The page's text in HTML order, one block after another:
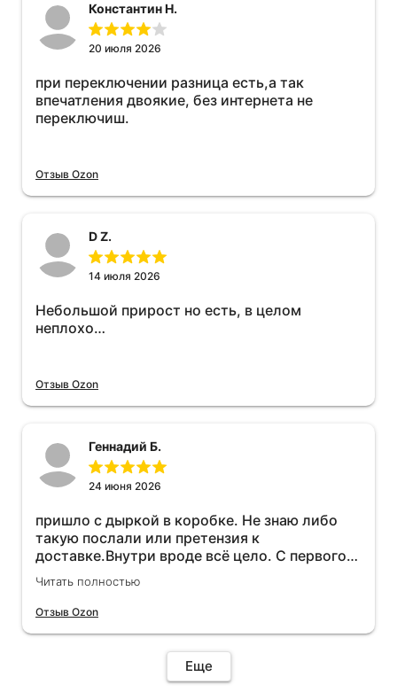
Константин Н.
20 июля 2026
при переключении разница есть,а так
впечатления двоякие, без интернета не
переключиш.
Отзыв Ozon
D Z.
14 июля 2026
Небольшой прирост но есть, в целом
неплохо…
Отзыв Ozon
Геннадий Б.
24 июня 2026
пришло с дыркой в коробке. Не знаю либо
такую послали или претензия к
доставке.Внутри вроде всё цело. С первого
раза установить не получается не знаю
может интернет дурит. Четыре звёзды за
упаковку с дыркой.Как опробую дополню
иначе не качает без него. Как поставил сразу
всё установилось по работе устройства
Читать полностью
Отзыв Ozon
Еще